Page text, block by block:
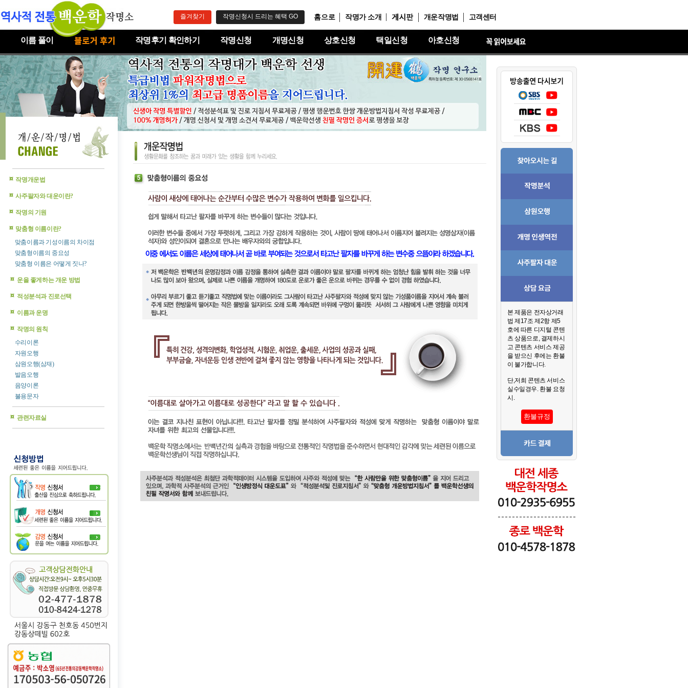
즐겨찾기 작명신청시 드리는 혜택 GO 홈으로 작명가 소개 개운작명법 고객센터
이름 풀이 작명후기 확인하기 작명신청 개명신청 상호신청 택일신청 아호신청
작명개운법
사주팔자와 대운이란?
작명의 기원
맞춤형 이름이란?
맞춤이름과 기성이름의 차이점
맞춤형이름의 중요성
맞춤형 이름은 어떻게 짓나?
운을 좋게하는 개운 방법
적성분석과 진로선택
이름과 운명
작명의 원칙
수리이론
자원오행
삼원오행(삼재)
발음오행
음양이론
불용문자
관련자료실
본 제품은 전자상거래
법 제17조 제2항 제5
호에 따른 디지털 콘텐
츠 상품으로, 결제하시
고 콘텐츠 서비스 제공
을 받으신 후에는 환불
이 불가합니다.
단,저희 콘텐츠 서비스
실수일경우. 환불 요청
시.
환불규정